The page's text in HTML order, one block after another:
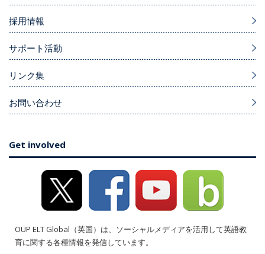
採用情報
サポート活動
リンク集
お問い合わせ
Get involved
OUP ELT Global（英国）は、ソーシャルメディアを活用して英語教
育に関する各種情報を発信しています。